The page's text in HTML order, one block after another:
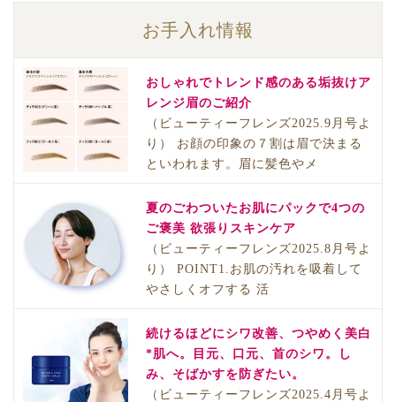
お手入れ情報
おしゃれでトレンド感のある垢抜けア
レンジ眉のご紹介
（ビューティーフレンズ2025.9月号よ
り） お顔の印象の７割は眉で決まる
といわれます。眉に髪色やメ
夏のごわついたお肌にパックで4つの
ご褒美 欲張りスキンケア
（ビューティーフレンズ2025.8月号よ
り） POINT1.お肌の汚れを吸着して
やさしくオフする 活
続けるほどにシワ改善、つやめく美白
*肌へ。目元、口元、首のシワ。し
み、そばかすを防ぎたい。
（ビューティーフレンズ2025.4月号よ